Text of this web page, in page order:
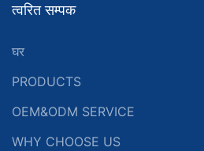
त्वरित सम्पक
घर
PRODUCTS
OEM&ODM SERVICE
WHY CHOOSE US